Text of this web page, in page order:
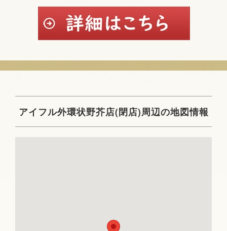
アイフル外環状野芥店(閉店)周辺の地図情報